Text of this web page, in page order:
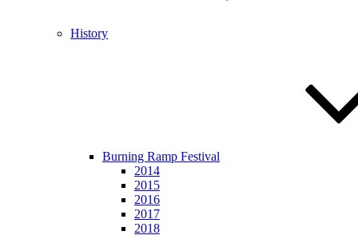
History
Burning Ramp Festival
2014
2015
2016
2017
2018